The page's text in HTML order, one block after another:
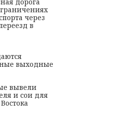
через
в
выходные
вывели
и сои для